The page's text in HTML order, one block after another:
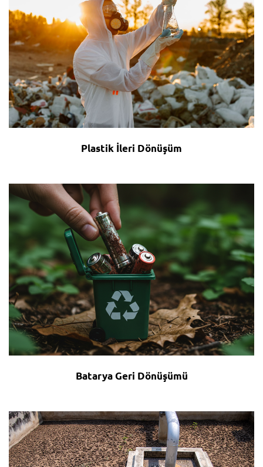
Plastik İleri Dönüşüm
Batarya Geri Dönüşümü